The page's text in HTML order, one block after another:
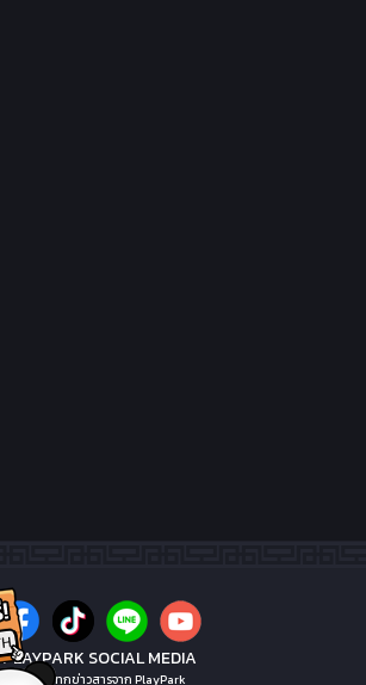
PLAYPARK SOCIAL MEDIA
ไม่พลาดทุกข่าวสารจาก PlayPark